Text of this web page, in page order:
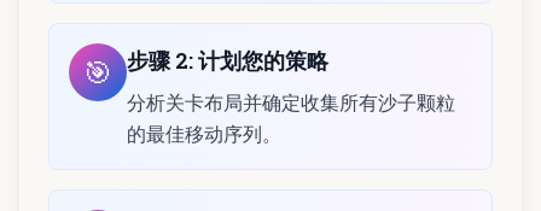
🎯 步骤 2:计划您的策略
分析关卡布局并确定收集所有沙子颗粒
的最佳移动序列。